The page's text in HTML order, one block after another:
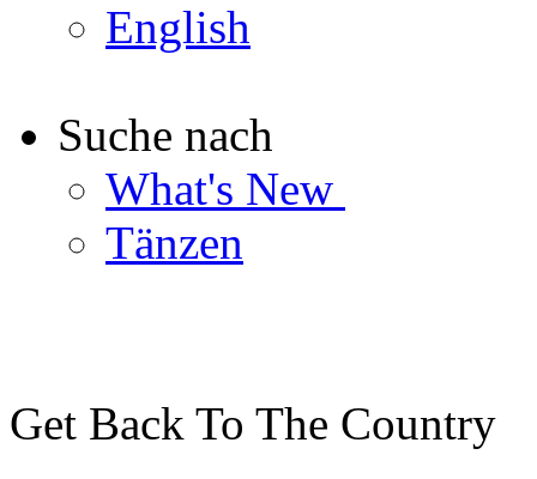
English
Suche nach
What's New
Tänzen
Get Back To The Country